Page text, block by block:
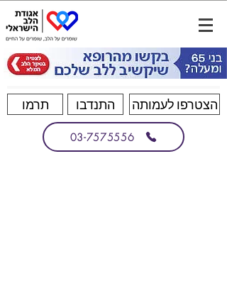
תרמו התנדבו הצטרפו לעמותה
03-7575556